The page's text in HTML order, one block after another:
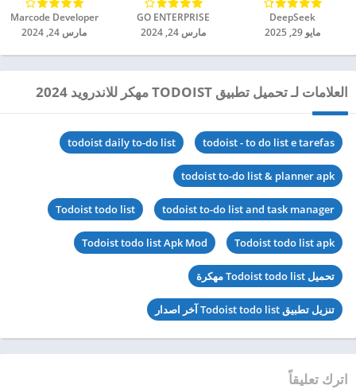
DeepSeek‏
مايو 29, 2025
GO ENTERPRISE‏
مارس 24, 2024
Marcode Developer‏
مارس 24, 2024
العلامات لـ تحميل تطبيق TODOIST مهكر للاندرويد 2024
todoist - to do list e tarefas
todoist daily to-do list
todoist to-do list & planner apk
todoist to-do list and task manager
Todoist todo list
Todoist todo list apk
Todoist todo list Apk Mod
تحميل Todoist todo list مهكرة
تنزيل تطبيق Todoist todo list آخر اصدار
اترك تعليقاً